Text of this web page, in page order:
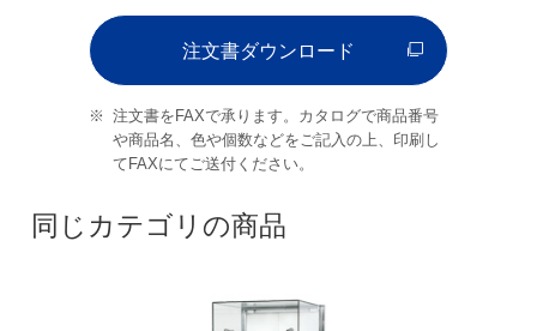
注文書ダウンロード
注文書をFAXで承ります。カタログで商品番号
や商品名、色や個数などをご記入の上、印刷し
てFAXにてご送付ください。
同じカテゴリの商品